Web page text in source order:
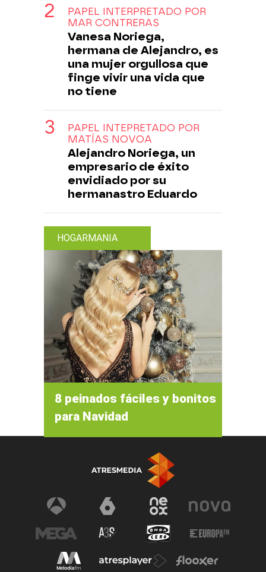
PAPEL INTERPRETADO POR
MAR CONTRERAS
Vanesa Noriega,
hermana de Alejandro, es
una mujer orgullosa que
finge vivir una vida que
no tiene
PAPEL INTEPRETADO POR
MATÍAS NOVOA
Alejandro Noriega, un
empresario de éxito
envidiado por su
hermanastro Eduardo
HOGARMANIA
8 peinados fáciles y bonitos
para Navidad